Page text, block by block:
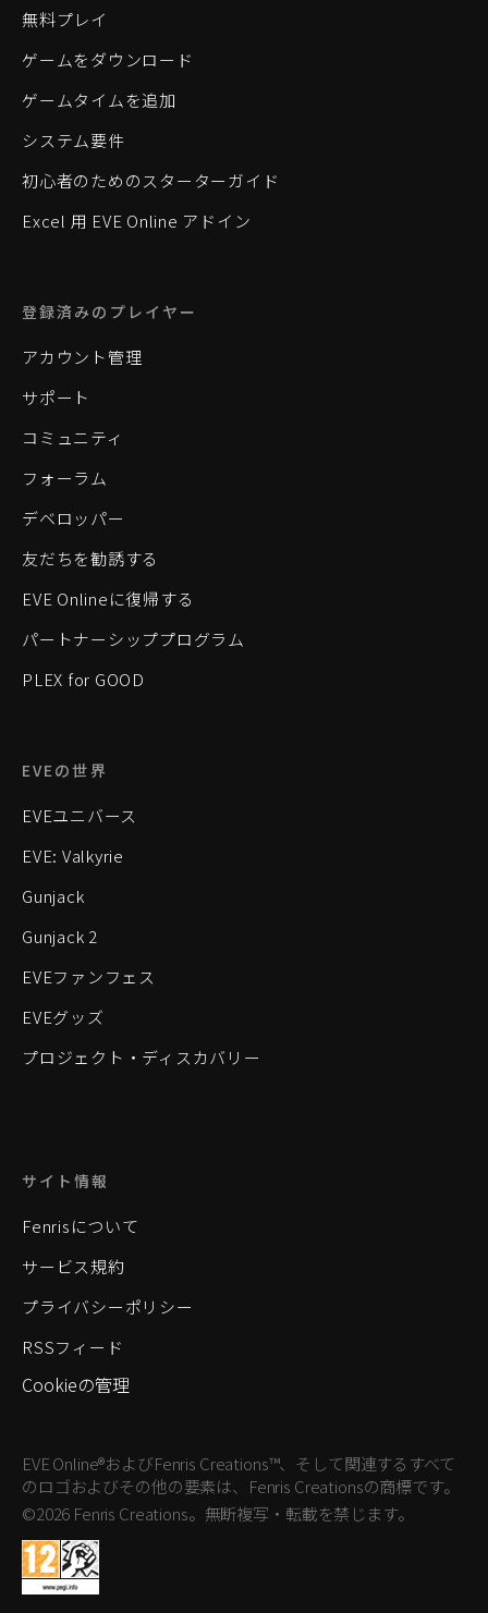
無料プレイ
ゲームをダウンロード
ゲームタイムを追加
システム要件
初心者のためのスターターガイド
Excel 用 EVE Online アドイン
登録済みのプレイヤー
アカウント管理
サポート
コミュニティ
フォーラム
デベロッパー
友だちを勧誘する
EVE Onlineに復帰する
パートナーシッププログラム
PLEX for GOOD
EVEの世界
EVEユニバース
EVE: Valkyrie
Gunjack
Gunjack 2
EVEファンフェス
EVEグッズ
プロジェクト・ディスカバリー
サイト情報
Fenrisについて
サービス規約
プライバシーポリシー
RSSフィード
Cookieの管理
EVE Online®およびFenris Creations™、そして関連するすべて
のロゴおよびその他の要素は、Fenris Creationsの商標です。
©2026 Fenris Creations。無断複写・転載を禁じます。